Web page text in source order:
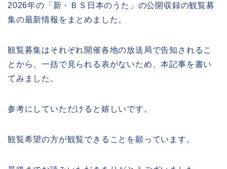
2026年の「新・ＢＳ日本のうた」の公開収録の観覧募
集の最新情報をまとめました。
観覧募集はそれぞれ開催各地の放送局で告知されるこ
とから、一括で見られる表がないため、本記事を書い
てみました。
参考にしていただけると嬉しいです。
観覧希望の方が観覧できることを願っています。